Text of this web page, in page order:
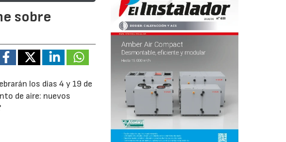
sobre
los dias 4 y 19 de
de aire: nuevos